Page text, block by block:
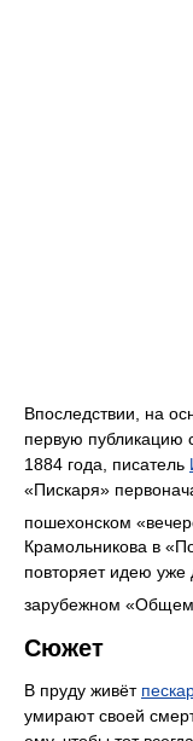
Впоследствии, на
первую публикацию
1884 года, писатель
«Пискаря»
пошехонском
Крамольникова в
повторяет идею уже
зарубежном «Общем
Сюжет
В пруду живёт
умирают своей